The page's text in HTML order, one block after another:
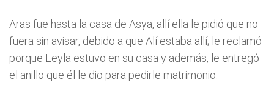
Aras fue hasta la casa de Asya, allí ella le pidió que no
fuera sin avisar, debido a que Alí estaba allí; le reclamó
porque Leyla estuvo en su casa y además, le entregó
el anillo que él le dio para pedirle matrimonio.